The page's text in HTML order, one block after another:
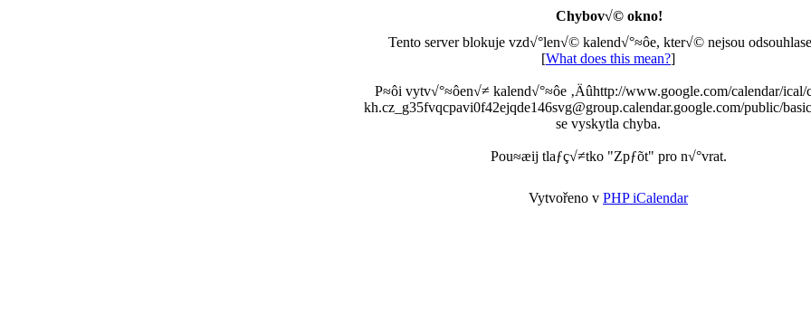
Chybov√© okno!
Tento server blokuje vzd√°len√© kalend√°≈ôe, kter√© nejsou
[What does this mean?]
P≈ôi vytv√°≈ôen√≠ kalend√°≈ôe ‚Äûhttp://www.google.com/calendar/ical/
kh.cz_g35fvqcpavi0f42ejqde146svg@group.calendar.google.com/public/
se vyskytla chyba.
Pou≈æij tlaƒç√≠tko "Zpƒõt" pro n√°vrat.
Vytvořeno v PHP iCalendar